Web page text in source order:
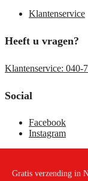
Klantenservice
Heeft u vragen?
Klantenservice: 040-
Social
Facebook
Instagram
Gratis verzending in